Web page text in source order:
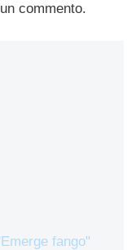
commento.
fango"